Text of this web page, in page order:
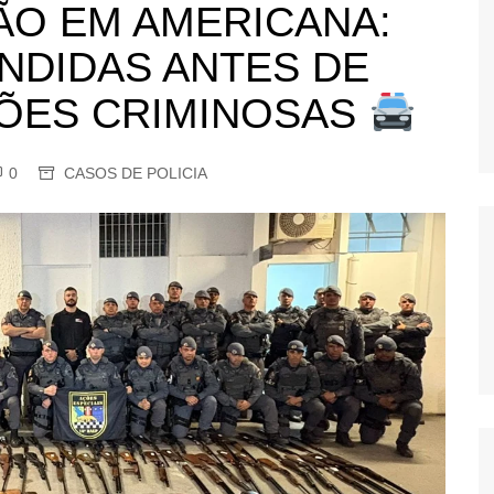
PRETO
EM AMERICANA:
ANTES DE
CRIMINOSAS
0 CASOS DE POLICIA